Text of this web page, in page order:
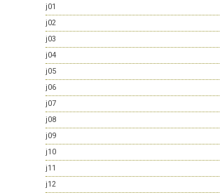
j01
j02
j03
j04
j05
j06
j07
j08
j09
j10
j11
j12